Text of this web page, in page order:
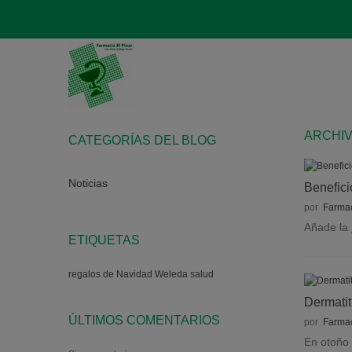
CATEGORÍAS DEL BLOG
Noticias
ETIQUETAS
regalos de Navidad Weleda salud
ÚLTIMOS COMENTARIOS
por
Añade la
por
En